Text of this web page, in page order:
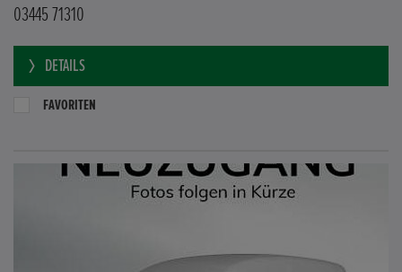
03445 71310
DETAILS
FAVORITEN